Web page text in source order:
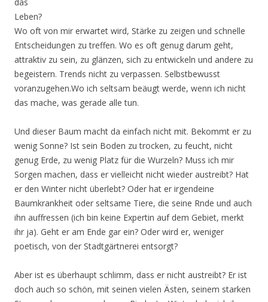
Leben?
Wo oft von mir erwartet wird, Stärke zu zeigen und schnelle
Entscheidungen zu treffen. Wo es oft genug darum geht,
attraktiv zu sein, zu glänzen, sich zu entwickeln und andere zu
begeistern. Trends nicht zu verpassen. Selbstbewusst
voranzugehen.Wo ich seltsam beäugt werde, wenn ich nicht
das mache, was gerade alle tun.
Und dieser Baum macht da einfach nicht mit. Bekommt er zu
wenig Sonne? Ist sein Boden zu trocken, zu feucht, nicht
genug Erde, zu wenig Platz für die Wurzeln? Muss ich mir
Sorgen machen, dass er vielleicht nicht wieder austreibt? Hat
er den Winter nicht überlebt? Oder hat er irgendeine
Baumkrankheit oder seltsame Tiere, die seine Rnde und auch
ihn auffressen (ich bin keine Expertin auf dem Gebiet, merkt
ihr ja). Geht er am Ende gar ein? Oder wird er, weniger
poetisch, von der Stadtgärtnerei entsorgt?
Aber ist es überhaupt schlimm, dass er nicht austreibt? Er ist
doch auch so schön, mit seinen vielen Ästen, seinem starken